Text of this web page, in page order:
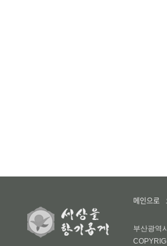
메인으로
부산광역